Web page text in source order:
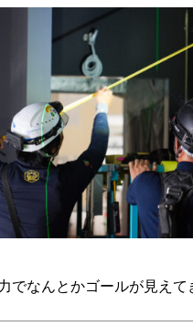
でなんとかゴールが見えて